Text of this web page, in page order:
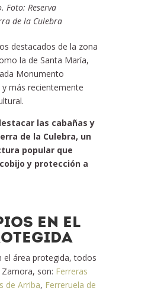
Foto: Reserva
de la Culebra
destacados de la zona
la de Santa María,
Monumento
más recientemente
las cabañas y
de la Culebra, un
popular que
y protección a
EN EL
el área protegida, todos
son: Ferreras
de Arriba, Ferreruela de